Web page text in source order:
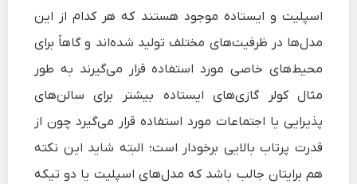
اسپلیت و ایستاده موجود هستند که هر کدام از این
مدل‌ها در ظرفیت‌های مختلف تولید شده‌اند و گاهاً برای
محیط‌های خاصی مورد استفاده قرار می‌گیرند به طور
مثال کولر گازی‌های ایستاده بیشتر برای سالن‌های
پذیرایی یا اجتماعات مورد استفاده قرار می‌گیرد چون از
قدرت پرتاب بالایی برخودار است؛ البته شاید این نکته
هم برایتان جالب باشد که مدل‌های اسپلیت یا دو تیکه